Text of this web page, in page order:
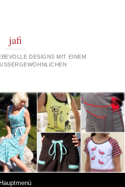
jafi
DESIGNS MIT EINEM
Hauptmenü